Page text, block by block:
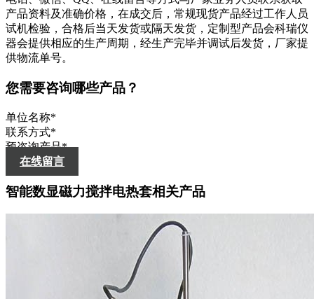
产品资料及准确价格，在成交后，常规现货产品经过工作人员
试机检验，合格后当天发货或隔天发货，定制型产品会科瑞仪
器会提供相应的生产周期，经生产完毕并调试后发货，厂家提
供物流单号。
您需要咨询哪些产品？
单位名称*
联系方式*
预咨询产品*
在线留言
智能数显磁力搅拌电热套相关产品